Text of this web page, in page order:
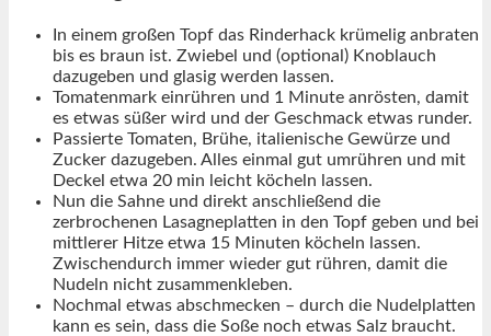
In einem großen Topf das Rinderhack krümelig anbraten
bis es braun ist. Zwiebel und (optional) Knoblauch
dazugeben und glasig werden lassen.
Tomatenmark einrühren und 1 Minute anrösten, damit
es etwas süßer wird und der Geschmack etwas runder.
Passierte Tomaten, Brühe, italienische Gewürze und
Zucker dazugeben. Alles einmal gut umrühren und mit
Deckel etwa 20 min leicht köcheln lassen.
Nun die Sahne und direkt anschließend die
zerbrochenen Lasagneplatten in den Topf geben und bei
mittlerer Hitze etwa 15 Minuten köcheln lassen.
Zwischendurch immer wieder gut rühren, damit die
Nudeln nicht zusammenkleben.
Nochmal etwas abschmecken – durch die Nudelplatten
kann es sein, dass die Soße noch etwas Salz braucht.